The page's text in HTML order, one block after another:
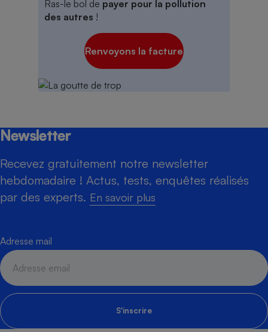
Ras-le bol de payer pour la pollution
des autres !
Renvoyons la facture
Newsletter
Recevez gratuitement notre newsletter
hebdomadaire ! Actus, tests, enquêtes réalisés
par des experts. En savoir plus
Adresse mail
S'inscrire